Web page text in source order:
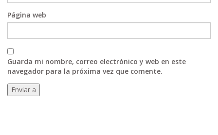
Página web
Guarda mi nombre, correo electrónico y web en este
navegador para la próxima vez que comente.